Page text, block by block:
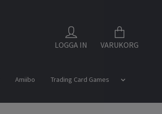
LOGGA IN VARUKORG
Amiibo
Trading Card Games